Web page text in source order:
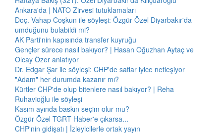
Ankara'da | NATO Zirvesi tutuklamaları
Doç. Vahap Coşkun ile söyleşi: Özgür Özel Diyarbakır'da
umduğunu bulabildi mi?
AK Parti'nin kapısında transfer kuyruğu
Gençler sürece nasıl bakıyor? | Hasan Oğuzhan Aytaç ve
Olcay Özer anlatıyor
Dr. Edgar Şar ile söyleşi: CHP'de saflar iyice netleşiyor
"Adam" her durumda kazanır mı?
Kürtler CHP'de olup bitenlere nasıl bakıyor? | Reha
Ruhavioğlu ile söyleşi
Kasım ayında baskın seçim olur mu?
Özgür Özel TGRT Haber'e çıkarsa...
CHP'nin gidişatı | İzleyicilerle ortak yayın